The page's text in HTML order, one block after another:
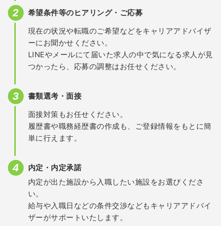
希望条件等のヒアリング・ご応募
現在の状況や転職のご希望などをキャリアアドバイザ
ーにお聞かせください。
LINEやメールにて届いた求人の中で気になる求人が見
つかったら、応募の調整はお任せください。
書類選考・面接
面接対策もお任せください。
履歴書や職務経歴書の作成も、ご登録情報をもとに簡
単に行えます。
内定・内定承諾
内定が出た施設から入職したい施設をお選びくださ
い。
給与や入職日などの条件交渉などもキャリアアドバイ
ザーがサポートいたします。